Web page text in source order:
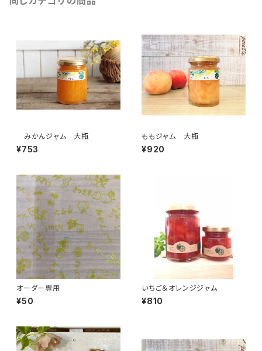
みかんジャム 大瓶
¥753
ももジャム 大瓶
¥920
オーダー専用
¥50
いちご＆オレンジジャム
¥810